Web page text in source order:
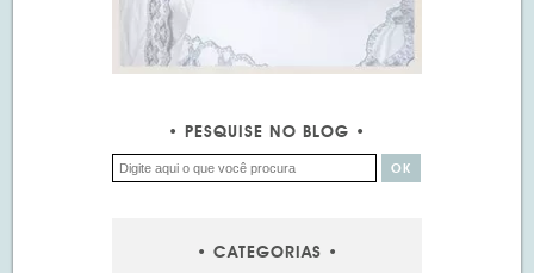
PESQUISE NO BLOG
CATEGORIAS